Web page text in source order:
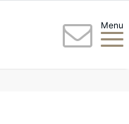
Menu